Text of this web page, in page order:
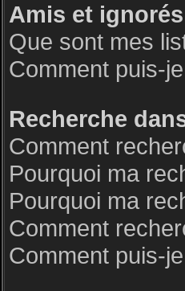
Amis et ignorés
Que sont mes
Comment puis-
Recherche
Comment
Pourquoi ma
Pourquoi ma
Comment
Comment puis-